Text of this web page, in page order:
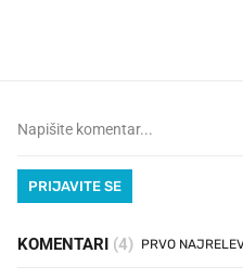
PRIJAVITE SE
KOMENTARI (4)